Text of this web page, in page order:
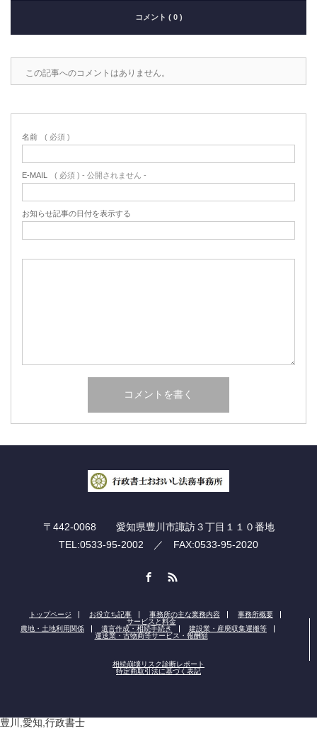
コメント ( 0 )
この記事へのコメントはありません。
名前 ( 必須 )
E-MAIL ( 必須 ) - 公開されません -
お知らせ記事の日付を表示する
〒442-0068 愛知県豊川市諏訪３丁目１１０番地
TEL:0533-95-2002 ／ FAX:0533-95-2020
トップページ お役立ち記事 事務所の主な業務内容
事務所概要
サービスと料金
農地・土地利用関係
遺言作成・相続手続き
建設業・産廃収集運搬等
運送業・古物商等サービス・報酬額
相続崩壊リスク診断レポート
特定商取引法に基づく表記
豊川,愛知,行政書士